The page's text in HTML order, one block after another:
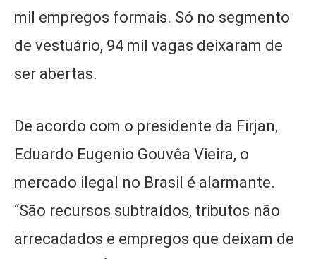
mil empregos formais. Só no segmento
de vestuário, 94 mil vagas deixaram de
ser abertas.
De acordo com o presidente da Firjan,
Eduardo Eugenio Gouvêa Vieira, o
mercado ilegal no Brasil é alarmante.
“São recursos subtraídos, tributos não
arrecadados e empregos que deixam de